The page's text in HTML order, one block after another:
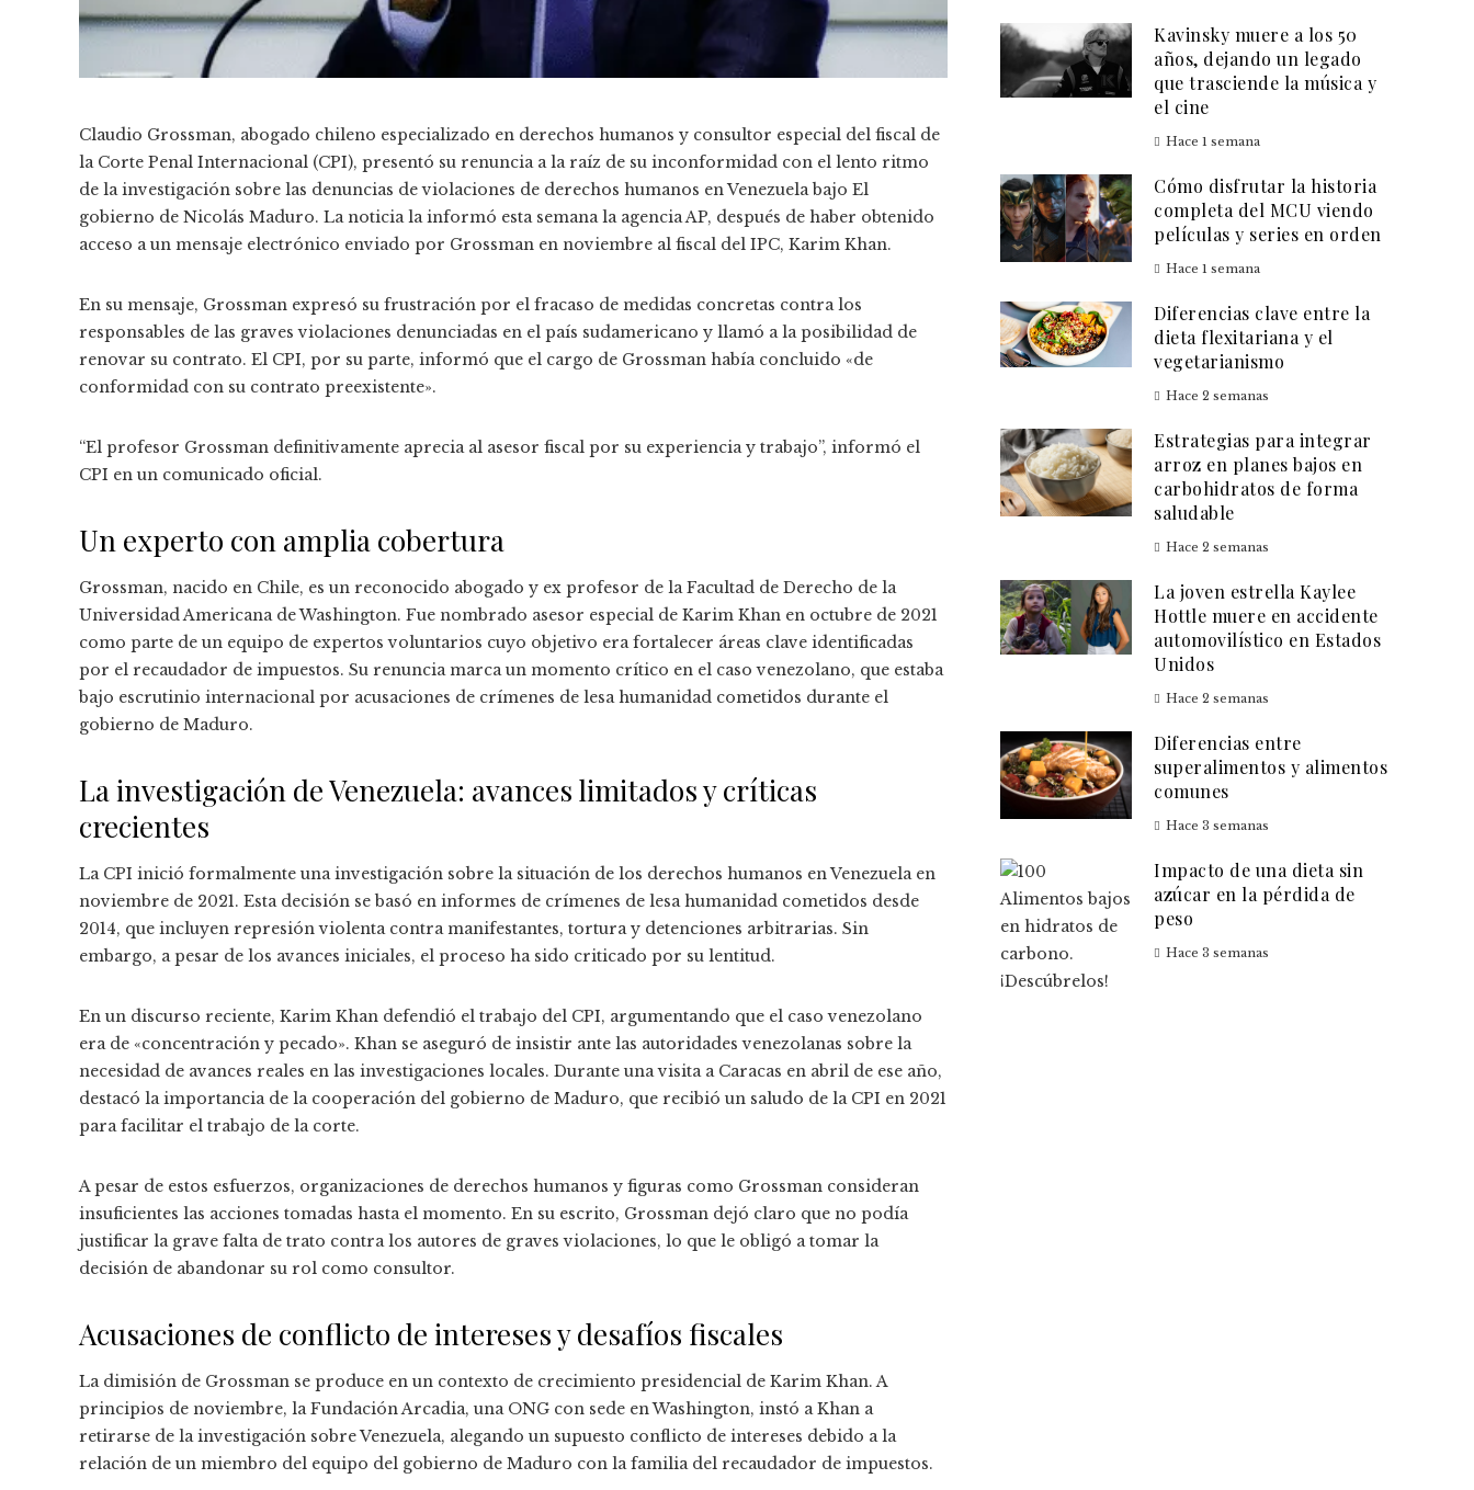
Claudio Grossman, abogado chileno especializado en derechos humanos y consultor especial del fiscal de
la Corte Penal Internacional (CPI), presentó su renuncia a la raíz de su inconformidad con el lento ritmo
de la investigación sobre las denuncias de violaciones de derechos humanos en Venezuela bajo El
gobierno de Nicolás Maduro. La noticia la informó esta semana la agencia AP, después de haber obtenido
acceso a un mensaje electrónico enviado por Grossman en noviembre al fiscal del IPC, Karim Khan.
En su mensaje, Grossman expresó su frustración por el fracaso de medidas concretas contra los
responsables de las graves violaciones denunciadas en el país sudamericano y llamó a la posibilidad de
renovar su contrato. El CPI, por su parte, informó que el cargo de Grossman había concluido «de
conformidad con su contrato preexistente».
“El profesor Grossman definitivamente aprecia al asesor fiscal por su experiencia y trabajo”, informó el
CPI en un comunicado oficial.
Un experto con amplia cobertura
Grossman, nacido en Chile, es un reconocido abogado y ex profesor de la Facultad de Derecho de la
Universidad Americana de Washington. Fue nombrado asesor especial de Karim Khan en octubre de 2021
como parte de un equipo de expertos voluntarios cuyo objetivo era fortalecer áreas clave identificadas
por el recaudador de impuestos. Su renuncia marca un momento crítico en el caso venezolano, que estaba
bajo escrutinio internacional por acusaciones de crímenes de lesa humanidad cometidos durante el
gobierno de Maduro.
La investigación de Venezuela: avances limitados y críticas
crecientes
La CPI inició formalmente una investigación sobre la situación de los derechos humanos en Venezuela en
noviembre de 2021. Esta decisión se basó en informes de crímenes de lesa humanidad cometidos desde
2014, que incluyen represión violenta contra manifestantes, tortura y detenciones arbitrarias. Sin
embargo, a pesar de los avances iniciales, el proceso ha sido criticado por su lentitud.
En un discurso reciente, Karim Khan defendió el trabajo del CPI, argumentando que el caso venezolano
era de «concentración y pecado». Khan se aseguró de insistir ante las autoridades venezolanas sobre la
necesidad de avances reales en las investigaciones locales. Durante una visita a Caracas en abril de ese año,
destacó la importancia de la cooperación del gobierno de Maduro, que recibió un saludo de la CPI en 2021
para facilitar el trabajo de la corte.
A pesar de estos esfuerzos, organizaciones de derechos humanos y figuras como Grossman consideran
insuficientes las acciones tomadas hasta el momento. En su escrito, Grossman dejó claro que no podía
justificar la grave falta de trato contra los autores de graves violaciones, lo que le obligó a tomar la
decisión de abandonar su rol como consultor.
Acusaciones de conflicto de intereses y desafíos fiscales
La dimisión de Grossman se produce en un contexto de crecimiento presidencial de Karim Khan. A
principios de noviembre, la Fundación Arcadia, una ONG con sede en Washington, instó a Khan a
retirarse de la investigación sobre Venezuela, alegando un supuesto conflicto de intereses debido a la
relación de un miembro del equipo del gobierno de Maduro con la familia del recaudador de impuestos.
Kavinsky muere a los 50
años, dejando un legado
que trasciende la música y
el cine
Hace 1 semana
Cómo disfrutar la historia
completa del MCU viendo
películas y series en orden
Hace 1 semana
Diferencias clave entre la
dieta flexitariana y el
vegetarianismo
Hace 2 semanas
Estrategias para integrar
arroz en planes bajos en
carbohidratos de forma
saludable
Hace 2 semanas
La joven estrella Kaylee
Hottle muere en accidente
automovilístico en Estados
Unidos
Hace 2 semanas
Diferencias entre
superalimentos y alimentos
comunes
Hace 3 semanas
Impacto de una dieta sin
azúcar en la pérdida de
peso
Hace 3 semanas